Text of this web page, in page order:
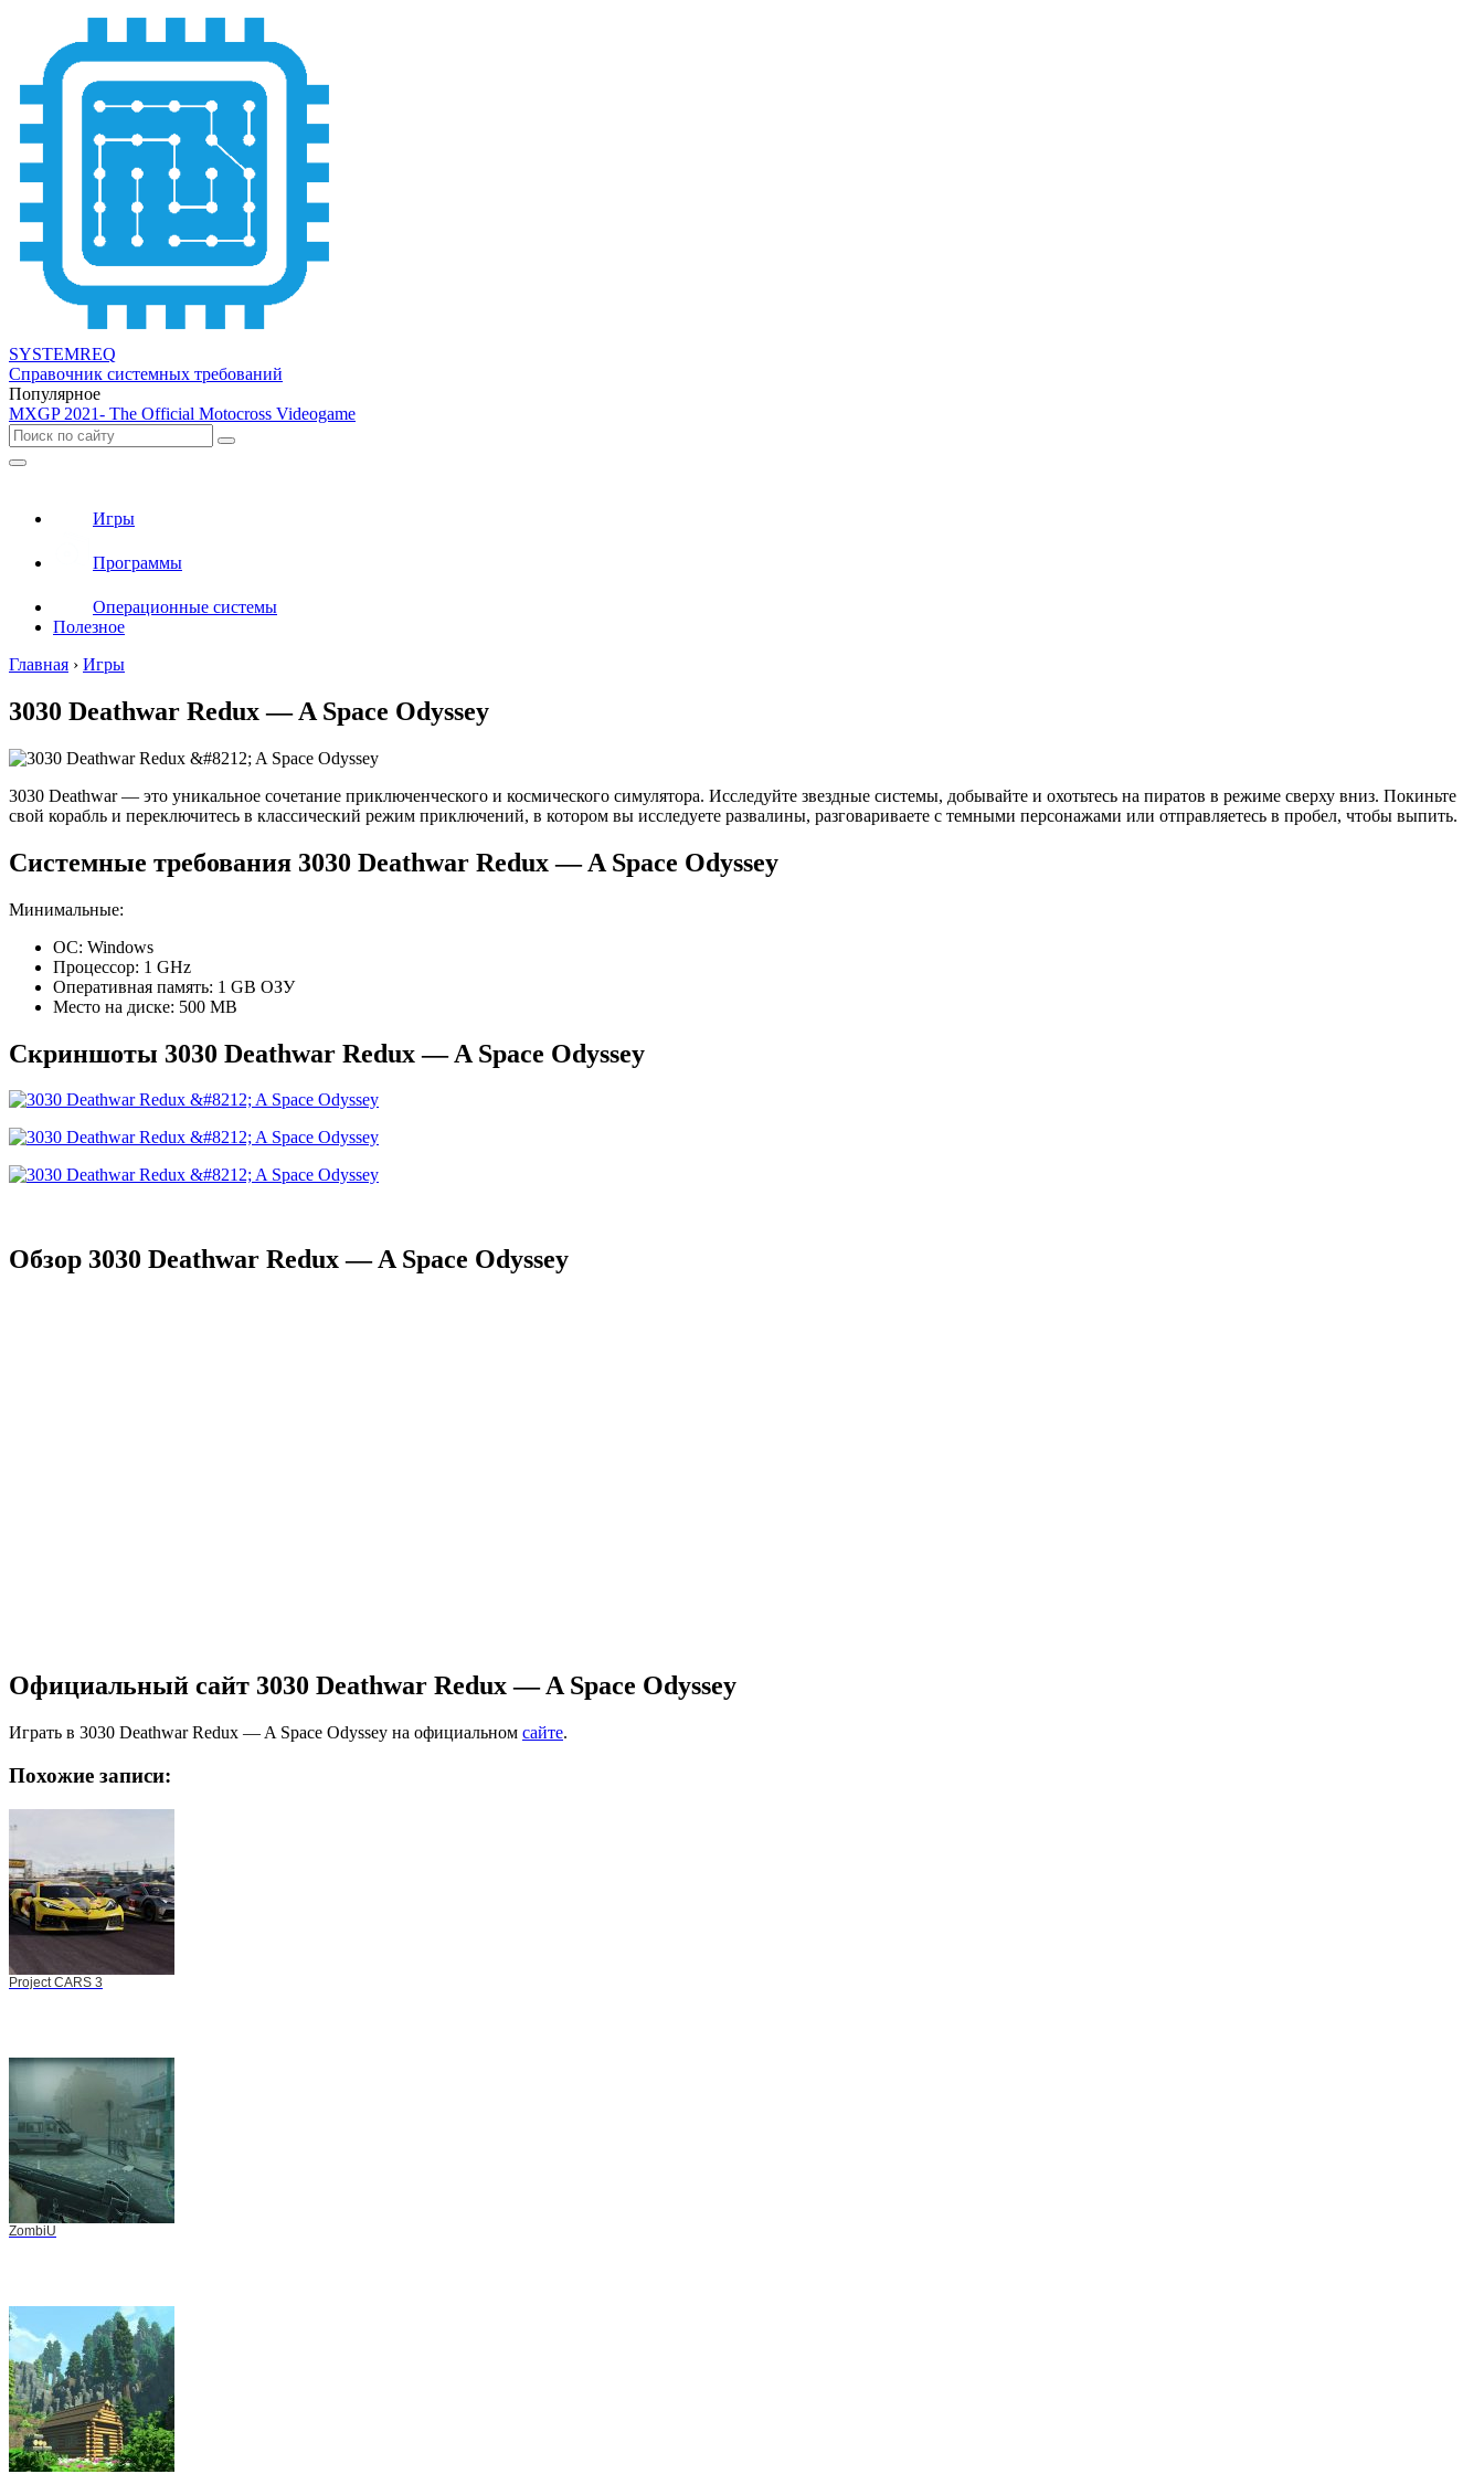
SYSTEMREQ
Справочник системных требований
Популярное
MXGP 2021- The Official Motocross Videogame
Игры
Программы
Операционные системы
Полезное
Главная › Игры
3030 Deathwar Redux — A Space Odyssey
3030 Deathwar — это уникальное сочетание приключенческого и космического симулятора. Исследуйте звездные системы, добывайте и охотьтесь на пиратов в режиме сверху вниз. Покиньте
свой корабль и переключитесь в классический режим приключений, в котором вы исследуете развалины, разговариваете с темными персонажами или отправляетесь в пробел, чтобы выпить.
Системные требования 3030 Deathwar Redux — A Space Odyssey
Минимальные:
ОС: Windows
Процессор: 1 GHz
Оперативная память: 1 GB ОЗУ
Место на диске: 500 MB
Скриншоты 3030 Deathwar Redux — A Space Odyssey
Обзор 3030 Deathwar Redux — A Space Odyssey
Официальный сайт 3030 Deathwar Redux — A Space Odyssey
Играть в 3030 Deathwar Redux — A Space Odyssey на официальном сайте.
Похожие записи:
Project CARS 3
ZombiU